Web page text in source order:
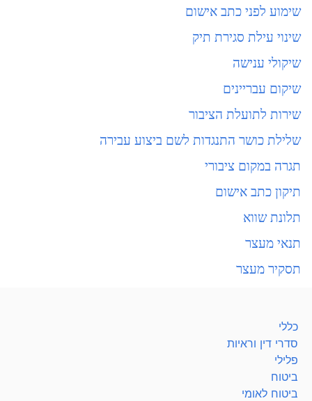
שימוע לפני כתב אישום
שינוי עילת סגירת תיק
שיקולי ענישה
שיקום עבריינים
שירות לתועלת הציבור
שלילת כושר התנגדות לשם ביצוע עבירה
תגרה במקום ציבורי
תיקון כתב אישום
תלונת שווא
תנאי מעצר
תסקיר מעצר
כללי
סדרי דין וראיות
פלילי
ביטוח
ביטוח לאומי